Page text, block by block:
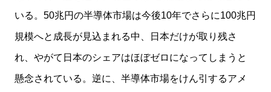
いる。50兆円の半導体市場は今後10年でさらに100兆円
規模へと成長が見込まれる中、日本だけが取り残さ
れ、やがて日本のシェアはほぼゼロになってしまうと
懸念されている。逆に、半導体市場をけん引するアメ